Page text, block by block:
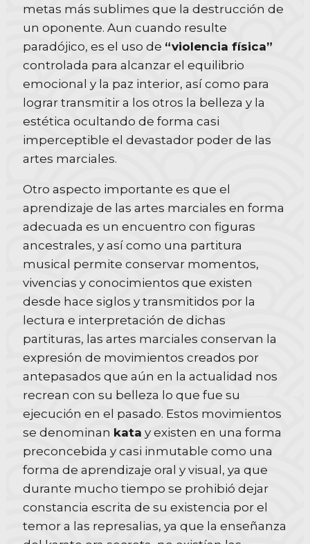
metas más sublimes que la destrucción de
un oponente. Aun cuando resulte
paradójico, es el uso de “violencia física”
controlada para alcanzar el equilibrio
emocional y la paz interior, así como para
lograr transmitir a los otros la belleza y la
estética ocultando de forma casi
imperceptible el devastador poder de las
artes marciales.
Otro aspecto importante es que el
aprendizaje de las artes marciales en forma
adecuada es un encuentro con figuras
ancestrales, y así como una partitura
musical permite conservar momentos,
vivencias y conocimientos que existen
desde hace siglos y transmitidos por la
lectura e interpretación de dichas
partituras, las artes marciales conservan la
expresión de movimientos creados por
antepasados que aún en la actualidad nos
recrean con su belleza lo que fue su
ejecución en el pasado. Estos movimientos
se denominan kata y existen en una forma
preconcebida y casi inmutable como una
forma de aprendizaje oral y visual, ya que
durante mucho tiempo se prohibió dejar
constancia escrita de su existencia por el
temor a las represalias, ya que la enseñanza